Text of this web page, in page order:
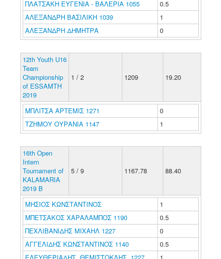
ΠΛΑΤΣΑΚΗ ΕΥΓΕΝΙΑ - ΒΑΛΕΡΙΑ 1055
0.5
ΑΛΕΞΑΝΔΡΗ ΒΑΣΙΛΙΚΗ 1039
1
ΑΛΕΞΑΝΔΡΗ ΔΗΜΗΤΡΑ
0
12th Youth U16
Team
Championship
of ESSAMTH
2019
1 / 2 1209 19.20
ΜΠΛΙΤΣΑ ΑΡΤΕΜΙΣ 1271
0
ΤΖΗΜΟΥ ΟΥΡΑΝΙΑ 1147
1
16th Open
Intern
Tournament of
KALAMARIA
2019 B
5 / 9 1167.78 88.40
ΜΗΣΙΟΣ ΚΩΝΣΤΑΝΤΙΝΟΣ
1
ΜΠΕΤΣΑΚΟΣ ΧΑΡΑΛΑΜΠΟΣ 1190
0.5
ΠΕΧΛΙΒΑΝΙΔΗΣ ΜΙΧΑΗΛ 1227
0
ΑΓΓΕΛΙΔΗΣ ΚΩΝΣΤΑΝΤΙΝΟΣ 1140
0.5